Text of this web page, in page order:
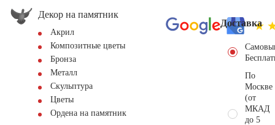
Декор на памятник
Акрил
Композитные цветы
Бронза
Металл
Скульптура
Цветы
Ордена на памятник
Доставка
По
Москве
(от
МКАД
до 5